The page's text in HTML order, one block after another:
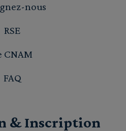
nous
RSE
CNAM
FAQ
& Inscription